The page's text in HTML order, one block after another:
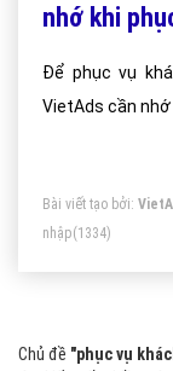
nhớ khi
Để phục vụ
VietAds cần nhớ
Bài viết tạo bởi:
nhập(1334)
Chủ đề "phục vụ